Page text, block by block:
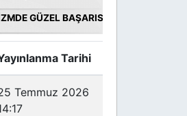
GÜZEL BAŞARISI
Tarihi
Temmuz 2026